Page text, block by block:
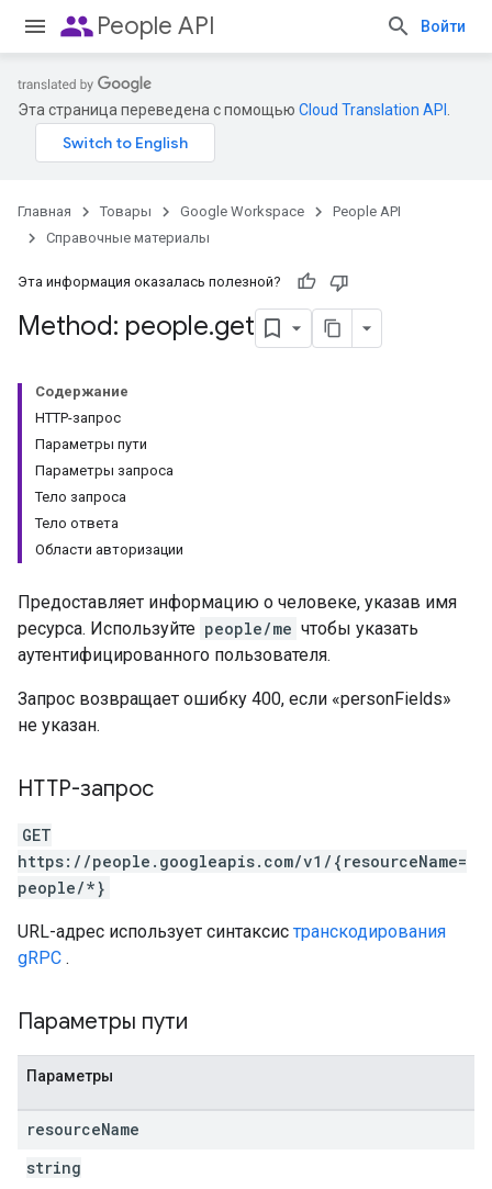
peoplePeople API Войти
Эта страница переведена с помощью Cloud Translation API
Главная Товары Google Workspace
People API
Справочные материалы
Эта информация оказалась полезной?
Method: people.get
Содержание
HTTP-запрос
Параметры пути
Параметры запроса
Тело запроса
Тело ответа
Области авторизации
Предоставляет информацию о человеке, указав имя
ресурса. Используйте people/me чтобы указать
аутентифицированного пользователя.
Запрос возвращает ошибку 400, если «personFields»
не указан.
HTTP-запрос
GET
https://people.googleapis.com/v1/{resourceName=
people/*}
URL-адрес использует синтаксис транскодирования
gRPC .
Параметры пути
Параметры
resourceName
string